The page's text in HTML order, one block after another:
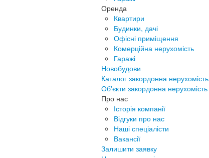
Оренда
Квартири
Будинки, дачі
Офісні приміщення
Комерційна нерухомість
Гаражі
Новобудови
Каталог закордонна нерухомість
Об'єкти закордонна нерухомість
Про нас
Історія компанії
Відгуки про нас
Наші спеціалісти
Вакансії
Залишити заявку